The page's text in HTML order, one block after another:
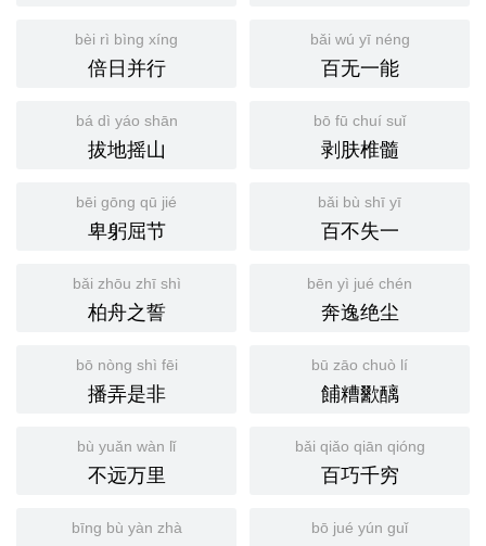
bèi rì bìng xíng
倍日并行
bǎi wú yī néng
百无一能
bá dì yáo shān
拔地摇山
bō fū chuí suǐ
剥肤椎髓
bēi gōng qū jié
卑躬屈节
bǎi bù shī yī
百不失一
bǎi zhōu zhī shì
柏舟之誓
bēn yì jué chén
奔逸绝尘
bō nòng shì fēi
播弄是非
bū zāo chuò lí
餔糟歠醨
bù yuǎn wàn lǐ
不远万里
bǎi qiǎo qiān qióng
百巧千穷
bīng bù yàn zhà bō jué yún guǐ